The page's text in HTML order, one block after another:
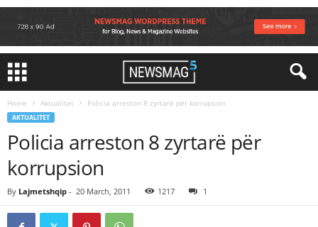
Home Aktualitet Policia arreston 8 zyrtarë për korrupsion
AKTUALITET
Policia arreston 8 zyrtarë për
korrupsion
By Lajmetshqip - 20 March, 2011 1217 1